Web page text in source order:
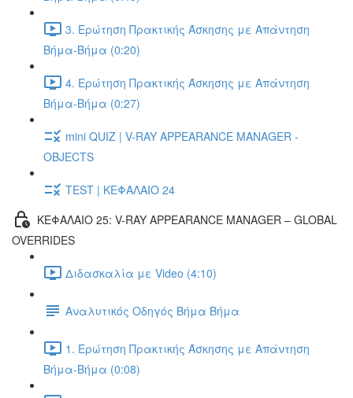
3. Ερώτηση Πρακτικής Άσκησης με Απάντηση
Βήμα-Βήμα (0:20)
4. Ερώτηση Πρακτικής Άσκησης με Απάντηση
Βήμα-Βήμα (0:27)
mini QUIZ | V-RAY APPEARANCE MANAGER -
OBJECTS
TEST | ΚΕΦΑΛΑΙΟ 24
ΚΕΦΑΛΑΙΟ 25: V-RAY APPEARANCE MANAGER – GLOBAL
OVERRIDES
Διδασκαλία με Video (4:10)
Αναλυτικός Οδηγός Βήμα Βήμα
1. Ερώτηση Πρακτικής Άσκησης με Απάντηση
Βήμα-Βήμα (0:08)